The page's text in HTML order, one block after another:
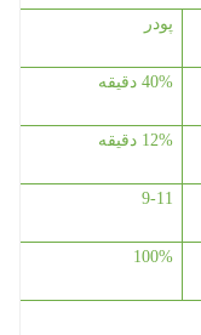
پودر
40% دقیقه
12% دقیقه
9-11
100%